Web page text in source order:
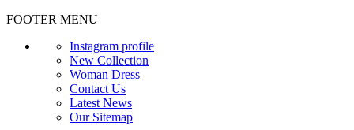
FOOTER MENU
Instagram profile
New Collection
Woman Dress
Contact Us
Latest News
Our Sitemap